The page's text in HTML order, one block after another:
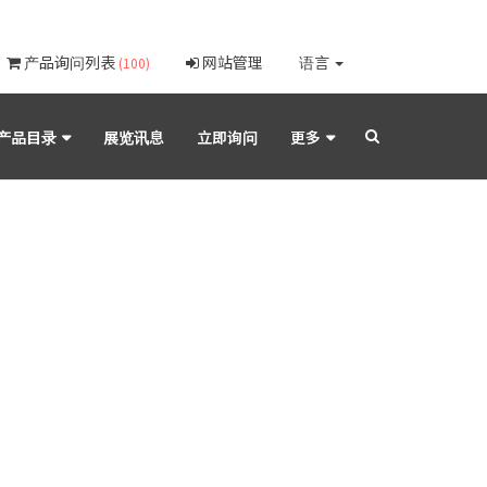
产品询问列表 (100) 网站管理 语言
品目录 展览讯息 立即询问 更多